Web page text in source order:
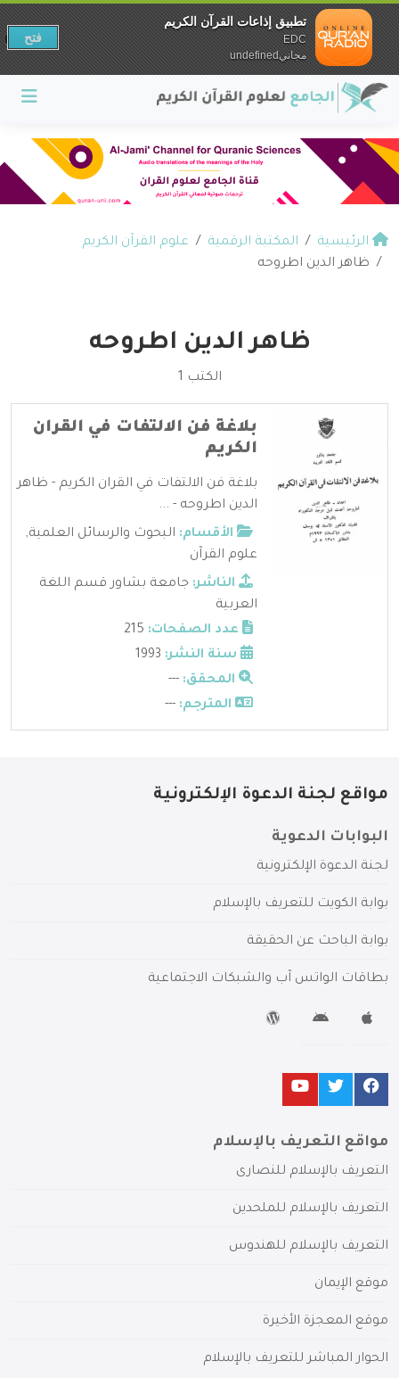
الرئيسية المكتبة الرقمية
علوم القرآن الكريم
ظاهر الدين اطروحه
ظاهر الدين اطروحه
الكتب 1
بلاغة فن الالتفات في القران
الكريم
بلاغة فن الالتفات في القران الكريم - ظاهر
الدين اطروحه - ...
الأقسام: البحوث والرسائل العلمية,
علوم القرآن
الناشر: جامعة بشاور قسم اللغة
العربية
عدد الصفحات:
سنة النشر:
المحقق: ---
المترجم: ---
مواقع لجنة الدعوة الإلكترونية
البوابات الدعوية
لجنة الدعوة الإلكترونية
بوابة الكويت للتعريف بالإسلام
بوابة الباحث عن الحقيقة
بطاقات الواتس آب والشبكات الاجتماعية
مواقع التعريف بالإسلام
التعريف بالإسلام للنصارى
التعريف بالإسلام للملحدين
التعريف بالإسلام للهندوس
موقع الإيمان
موقع المعجزة الأخيرة
الحوار المباشر للتعريف بالإسلام
تطبيق إذاعات القرآن الكريم
EDC
مجانيundefined
فتح